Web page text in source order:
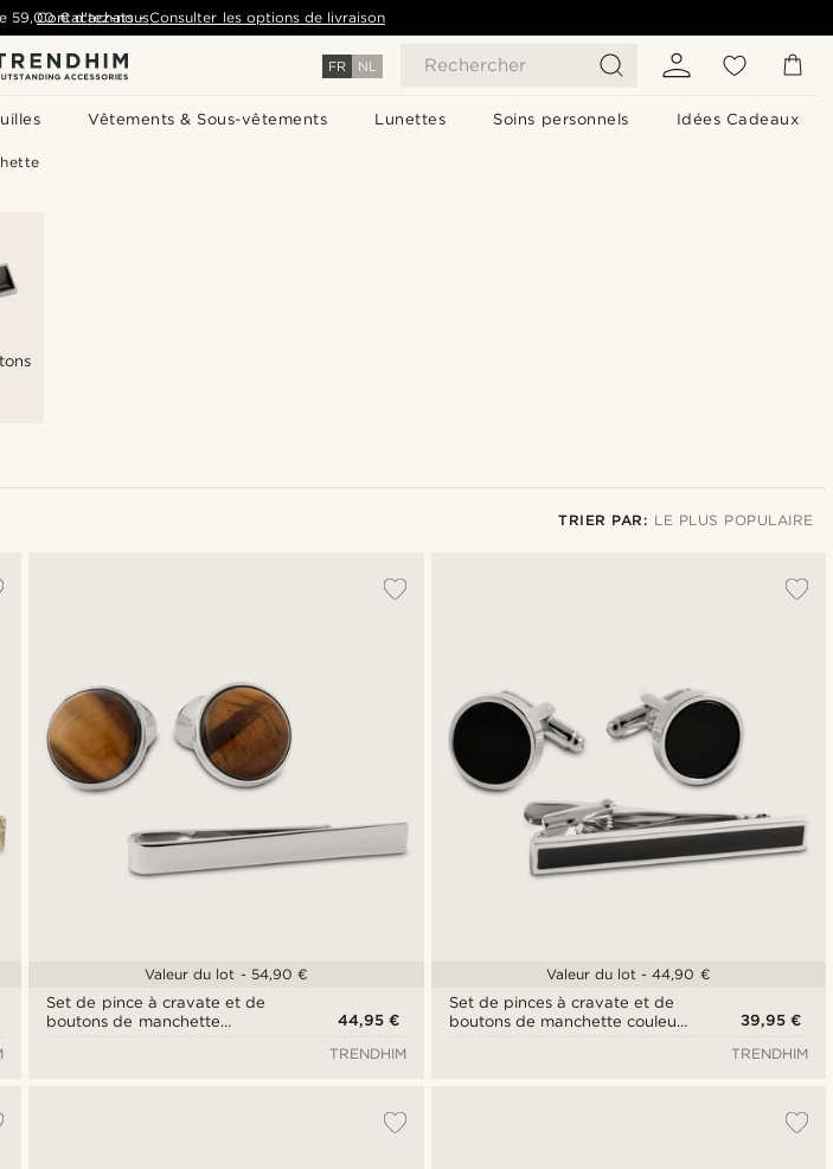
FR NL Rechercher
Vêtements & Sous-vêtements Lunettes Soins personnels Idées Cadeaux
59,00 €d'achats- Consulter les options de livraison
Contactez-nous
TRIER PAR: LE PLUS POPULAIRE
Set de pince à cravate et de
boutons de manchette
44,95 €
Valeur du lot - 54,90 €
TRENDHIM
Set de pinces à cravate et de
boutons de manchette couleur
39,95 €
Valeur du lot - 44,90 €
TRENDHIM